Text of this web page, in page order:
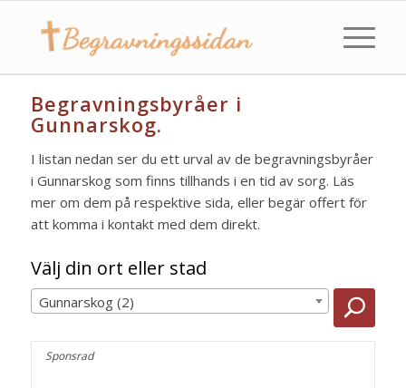
Begravningsbyråer i
Gunnarskog.
I listan nedan ser du ett urval av de begravningsbyråer
i Gunnarskog som finns tillhands i en tid av sorg. Läs
mer om dem på respektive sida, eller begär offert för
att komma i kontakt med dem direkt.
Välj din ort eller stad
Gunnarskog (2)
Sponsrad